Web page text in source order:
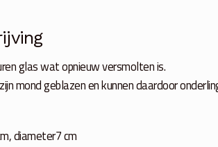
glas wat opnieuw versmolten is.
mond geblazen en kunnen daardoor
diameter7 cm